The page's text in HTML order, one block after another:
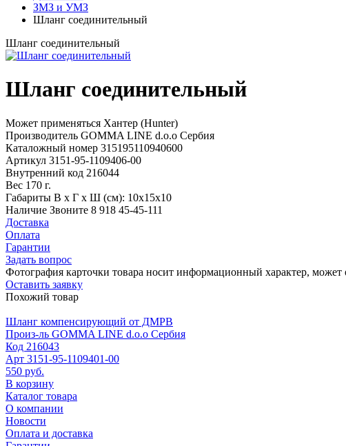
ЗМЗ и УМЗ
Шланг соединительный
Шланг соединительный
Шланг соединительный
Может применяться Хантер (Hunter)
Производитель GOMMA LINE d.o.o Сербия
Каталожный номер 315195110940600
Артикул 3151-95-1109406-00
Внутренний код 216044
Вес 170 г.
Габариты В х Г х Ш (см): 10х15х10
Наличие Звоните 8 918 45-45-111
Доставка
Оплата
Гарантии
Задать вопрос
Фотография карточки товара носит информационный характер,
Оставить заявку
Похожий товар
Шланг компенсирующий от ДМРВ
Произ-ль GOMMA LINE d.o.o Сербия
Код 216043
Арт 3151-95-1109401-00
550 руб.
В корзину
Каталог товара
О компании
Новости
Оплата и доставка